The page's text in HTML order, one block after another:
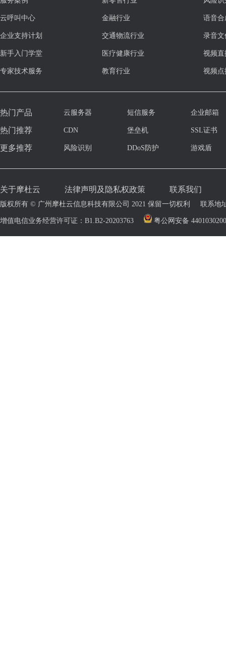
云呼叫中心
企业支持计划
新手入门学堂
专家技术服务
金融行业
交通物流行业
医疗健康行业
教育行业
语音合
录音
视频直
视频点
热门产品
热门推荐
更多推荐
云服务器
CDN
风险识别
短信服务
堡垒机
DDoS防护
企业邮箱
SSL证书
游戏盾
关于摩杜云 法律声明及隐私权政策 联系我们
版权所有 © 广州摩杜云信息科技有限公司 2021 保留一切权利 联系地
增值电信业务经营许可证：B1.B2-20203763 粤公网安备